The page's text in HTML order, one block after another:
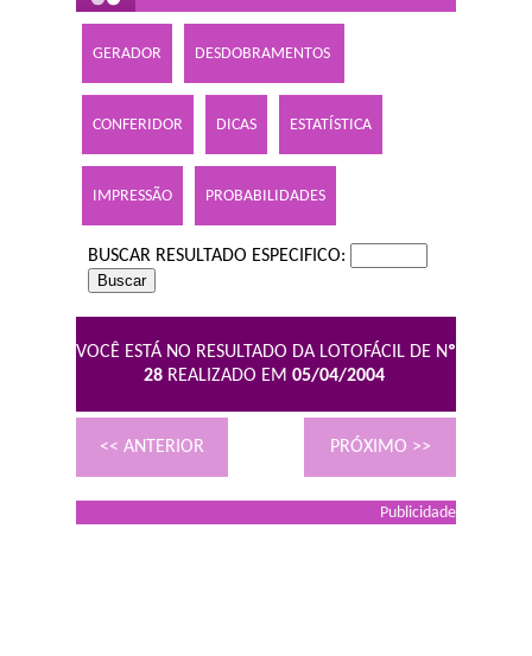
GERADOR DESDOBRAMENTOS
CONFERIDOR DICAS ESTATÍSTICA
IMPRESSÃO PROBABILIDADES
BUSCAR RESULTADO ESPECIFICO:
VOCÊ ESTÁ NO RESULTADO DA LOTOFÁCIL DE Nº
28 REALIZADO EM 05/04/2004
<< ANTERIOR PRÓXIMO >>
Publicidade